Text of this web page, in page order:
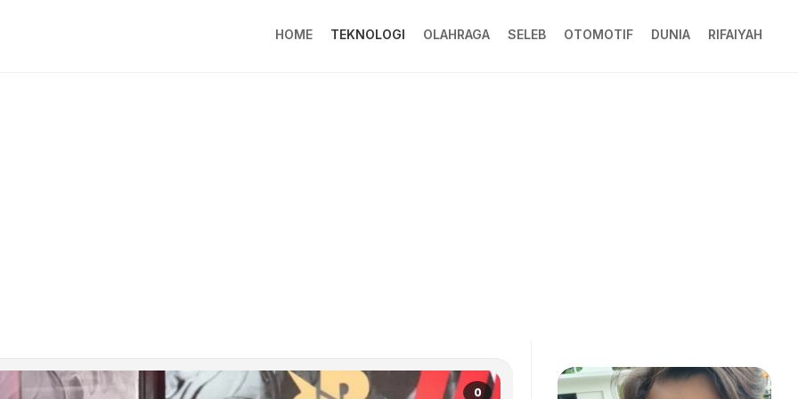
HOME TEKNOLOGI OLAHRAGA SELEB OTOMOTIF DUNIA RIFAIYAH
0